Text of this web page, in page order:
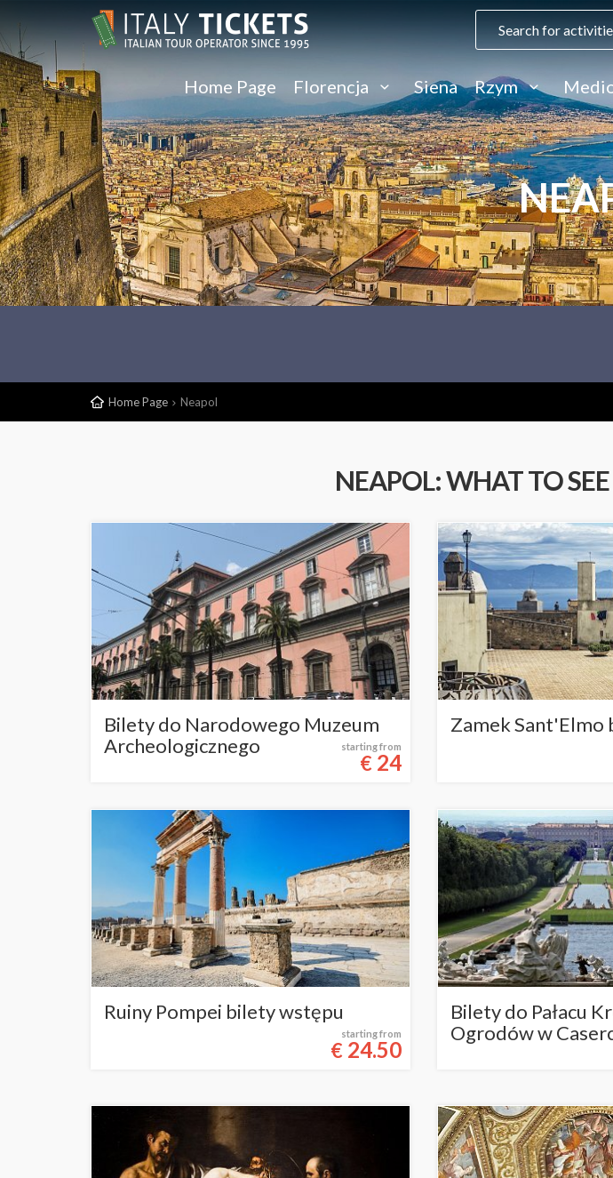
Home Page Florencja Siena Rzym
Home Page Neapol
NEAPOL: WHAT TO
Bilety do Narodowego Muzeum
Archeologicznego
starting from
€ 24
Zamek Sant'Elmo
Ruiny Pompei bilety wstępu
starting from
€ 24.50
Bilety do Pałacu
Ogrodów w